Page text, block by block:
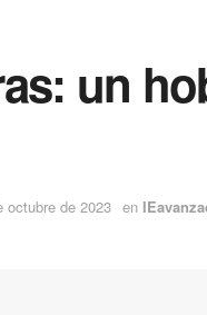
un
octubre de 2023 en